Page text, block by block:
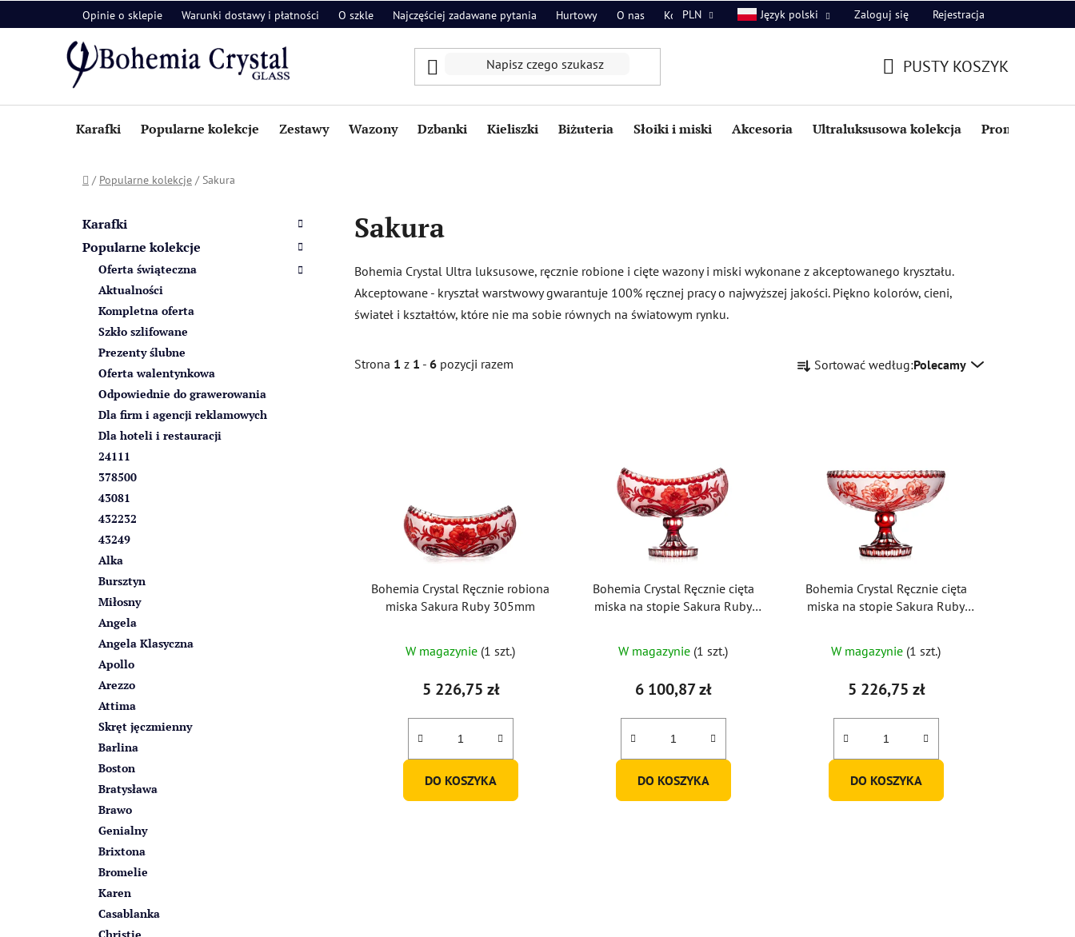
do
Opinie o sklepie Warunki dostawy i płatności O szkle Najczęściej zadawane pytania Hurtowy O nas Kontakt
PLN Język polski Zaloguj się Rejestracja
PUSTY KOSZYK
Karafki Popularne kolekcje Zestawy Wazony Dzbanki Kieliszki Biżuteria Słoiki i miski Akcesoria Ultraluksusowa kolekcja Promocje i
Home
/ Popularne kolekcje / Sakura
kategorie
Karafki
Popularne kolekcje
Oferta świąteczna
Aktualności
Kompletna oferta
Szkło szlifowane
Prezenty ślubne
Oferta walentynkowa
Odpowiednie do grawerowania
Dla firm i agencji reklamowych
Dla hoteli i restauracji
24111
378500
43081
432232
43249
Alka
Bursztyn
Miłosny
Angela
Angela Klasyczna
Apollo
Arezzo
Attima
Skręt jęczmienny
Barlina
Boston
Bratysława
Brawo
Genialny
Brixtona
Bromelie
Karen
Casablanka
Sakura
Bohemia Crystal Ultra luksusowe, ręcznie robione i cięte wazony i miski wykonane z akceptowanego kryształu.
Akceptowane - kryształ warstwowy gwarantuje 100% ręcznej pracy o najwyższej jakości. Piękno kolorów, cieni,
świateł i kształtów, które nie ma sobie równych na światowym rynku.
Strona 1 z 1 - 6 pozycji razem
o
o
Sortować według:Polecamy
Bohemia Crystal Ręcznie robiona
miska Sakura Ruby 305mm
W magazynie (1 szt.)
5 226,75 zł
DO KOSZYKA
Bohemia Crystal Ręcznie cięta
miska na stopie Sakura Ruby
W magazynie (1 szt.)
6 100,87 zł
DO KOSZYKA
Bohemia Crystal Ręcznie cięta
miska na stopie Sakura Ruby
W magazynie (1 szt.)
5 226,75 zł
DO KOSZYKA